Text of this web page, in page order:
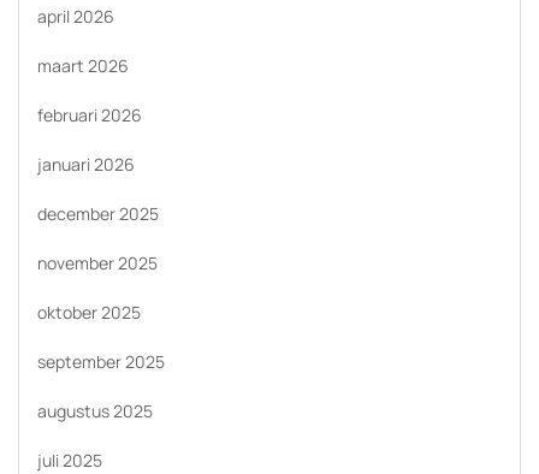
april 2026
maart 2026
februari 2026
januari 2026
december 2025
november 2025
oktober 2025
september 2025
augustus 2025
juli 2025